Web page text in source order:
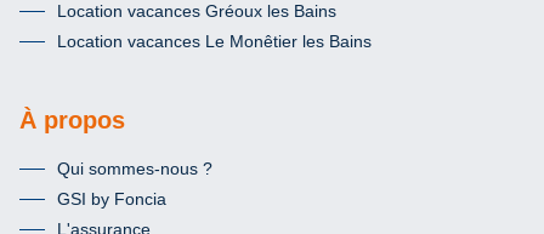
Location vacances Gréoux les Bains
Location vacances Le Monêtier les Bains
À propos
Qui sommes-nous ?
GSI by Foncia
L'assurance